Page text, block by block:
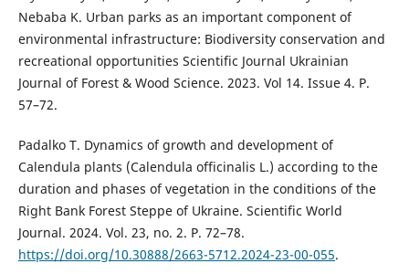
Nebaba K. Urban parks as an important component of
environmental infrastructure: Biodiversity conservation and
recreational opportunities Scientific Journal Ukrainian
Journal of Forest & Wood Science. 2023. Vol 14. Issue 4. P.
57–72.
Padalko T. Dynamics of growth and development of
Сalendula plants (Calendula officinalis L.) according to the
duration and phases of vegetation in the conditions of the
Right Bank Forest Steppe of Ukraine. Scientific World
Journal. 2024. Vol. 23, no. 2. P. 72–78.
https://doi.org/10.30888/2663-5712.2024-23-00-055.